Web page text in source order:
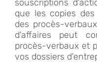
souscriptions
que les copies
des procès-
d'affaires peut
procès-verbaux et
vos dossiers